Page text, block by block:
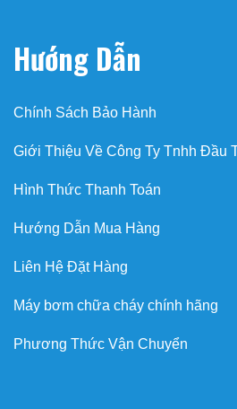
Hướng Dẫn
Chính Sách Bảo Hành
Giới Thiệu Về Công Ty Tnhh Đầu
Hình Thức Thanh Toán
Hướng Dẫn Mua Hàng
Liên Hệ Đặt Hàng
Máy bơm chữa cháy chính hãng
Phương Thức Vận Chuyển